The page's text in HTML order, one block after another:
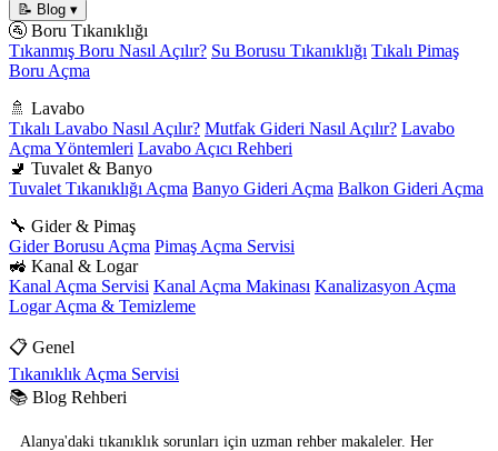
📝 Blog ▾
🚰 Boru Tıkanıklığı
Tıkanmış Boru Nasıl Açılır? Su Borusu Tıkanıklığı Tıkalı Pimaş
Boru Açma
🚿 Lavabo
Tıkalı Lavabo Nasıl Açılır? Mutfak Gideri Nasıl Açılır? Lavabo
Açma Yöntemleri Lavabo Açıcı Rehberi
🚽 Tuvalet & Banyo
Tuvalet Tıkanıklığı Açma Banyo Gideri Açma Balkon Gideri Açma
🔧 Gider & Pimaş
Gider Borusu Açma Pimaş Açma Servisi
🚜 Kanal & Logar
Kanal Açma Servisi Kanal Açma Makinası Kanalizasyon Açma
Logar Açma & Temizleme
📋 Genel
Tıkanıklık Açma Servisi
📚 Blog Rehberi
Alanya'daki tıkanıklık sorunları için uzman rehber makaleler. Her